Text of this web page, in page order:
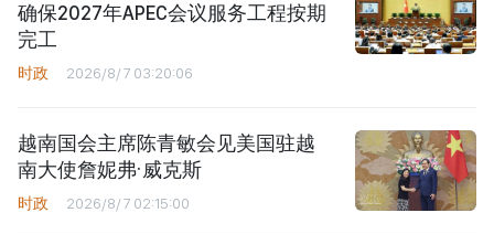
确保2027年APEC会议服务工程按期
完工
时政 2026/8/7 03:20:06
越南国会主席陈青敏会见美国驻越
南大使詹妮弗·威克斯
时政 2026/8/7 02:15:00